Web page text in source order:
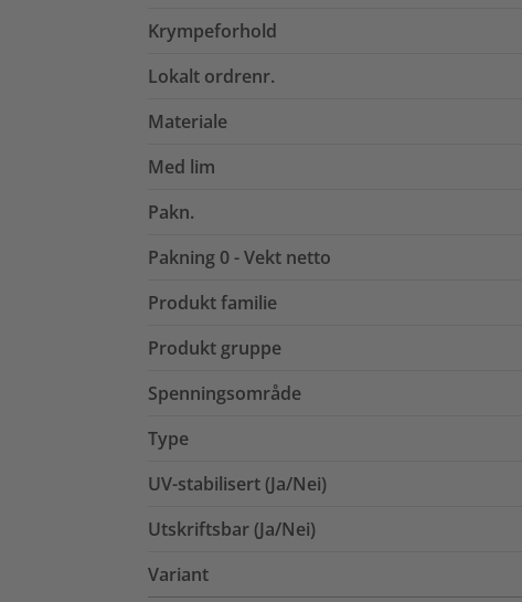
Krympeforhold
Lokalt ordrenr.
Materiale
Med lim
Pakn.
Pakning 0 - Vekt netto
Produkt familie
Produkt gruppe
Spenningsområde
Type
UV-stabilisert (Ja/Nei)
Utskriftsbar (Ja/Nei)
Variant